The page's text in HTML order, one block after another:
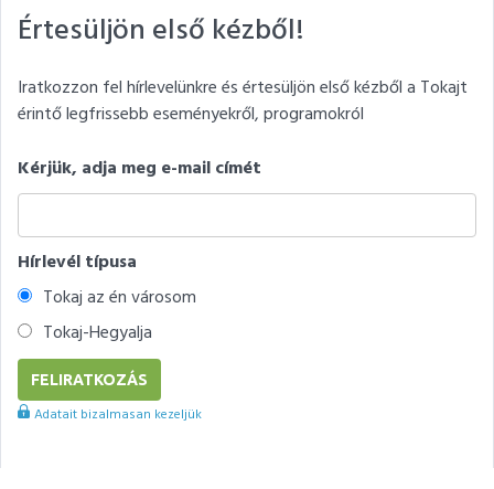
Értesüljön első kézből!
Iratkozzon fel hírlevelünkre és értesüljön első kézből a Tokajt
érintő legfrissebb eseményekről, programokról
Kérjük, adja meg e-mail címét
Hírlevél típusa
Tokaj az én városom
Tokaj-Hegyalja
Adatait bizalmasan kezeljük